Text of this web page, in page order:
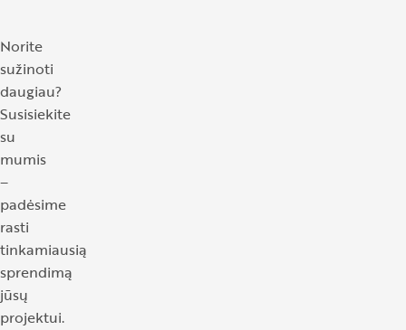
Norite
sužinoti
daugiau?
Susisiekite
su
mumis
–
padėsime
rasti
tinkamiausią
sprendimą
jūsų
projektui.